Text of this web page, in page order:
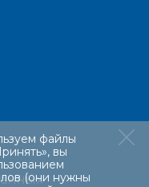
файлы
вы
(они нужны